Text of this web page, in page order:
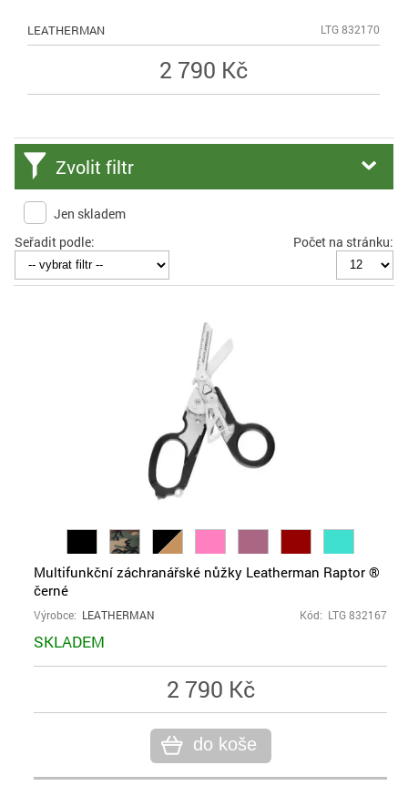
LEATHERMAN LTG 832170
2 790 Kč
Zvolit filtr
Jen skladem
Seřadit podle:
Počet na stránku:
Multifunkční záchranářské nůžky Leatherman Raptor ®
černé
Výrobce: LEATHERMAN Kód: LTG 832167
SKLADEM
2 790 Kč
do koše